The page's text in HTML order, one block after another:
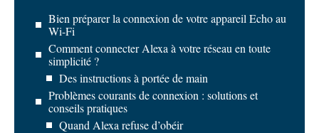
Bien préparer la connexion de votre appareil Echo au
Wi-Fi
Comment connecter Alexa à votre réseau en toute
simplicité ?
Des instructions à portée de main
Problèmes courants de connexion : solutions et
conseils pratiques
Quand Alexa refuse d’obéir